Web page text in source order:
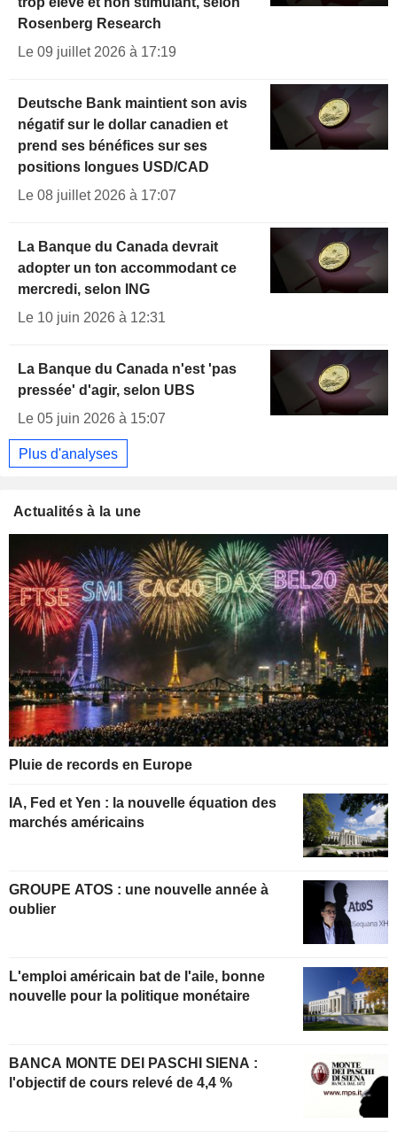
Rosenberg Research
Le 09 juillet 2026 à 17:19
Deutsche Bank maintient son avis
négatif sur le dollar canadien et
prend ses bénéfices sur ses
positions longues USD/CAD
Le 08 juillet 2026 à 17:07
La Banque du Canada devrait
adopter un ton accommodant ce
mercredi, selon ING
Le 10 juin 2026 à 12:31
La Banque du Canada n'est 'pas
pressée' d'agir, selon UBS
Le 05 juin 2026 à 15:07
Plus d'analyses
Actualités à la une
Pluie de records en Europe
IA, Fed et Yen : la nouvelle équation des
marchés américains
GROUPE ATOS : une nouvelle année à
oublier
L'emploi américain bat de l'aile, bonne
nouvelle pour la politique monétaire
BANCA MONTE DEI PASCHI SIENA :
l'objectif de cours relevé de 4,4 %